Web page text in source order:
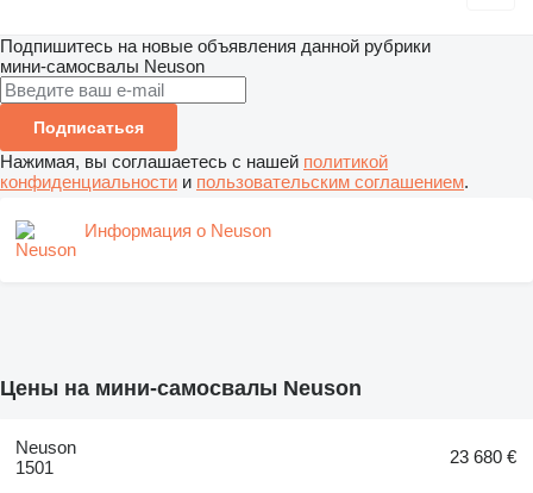
Подпишитесь на новые объявления данной рубрики
мини-самосвалы Neuson
Подписаться
Нажимая, вы соглашаетесь с нашей политикой
конфиденциальности и пользовательским соглашением.
Информация о Neuson
Цены на мини-самосвалы Neuson
Neuson
1501
23 680 €